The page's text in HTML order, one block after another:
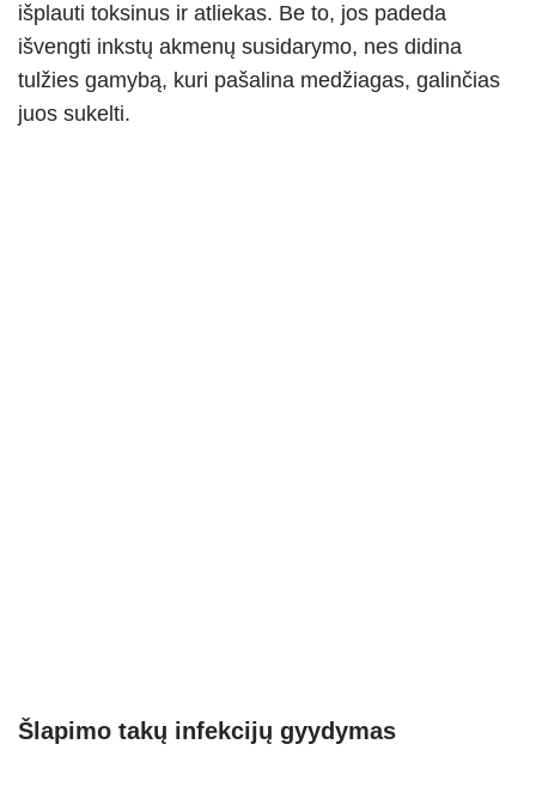
išplauti toksinus ir atliekas. Be to, jos padeda
išvengti inkstų akmenų susidarymo, nes didina
tulžies gamybą, kuri pašalina medžiagas, galinčias
juos sukelti.
Šlapimo takų infekcijų gyydymas